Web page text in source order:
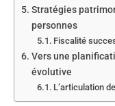
Stratégies
personnes
Fiscalité
Vers une
évolutive
L’articulation